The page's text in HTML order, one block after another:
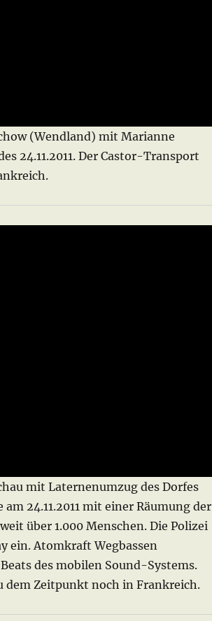
(Wendland) mit Marianne
24.11.2011. Der Castor-Transport
mit Laternenumzug des Dorfes
24.11.2011 mit einer Räumung der
über 1.000 Menschen. Die Polizei
ein. Atomkraft Wegbassen
des mobilen Sound-Systems.
dem Zeitpunkt noch in Frankreich.